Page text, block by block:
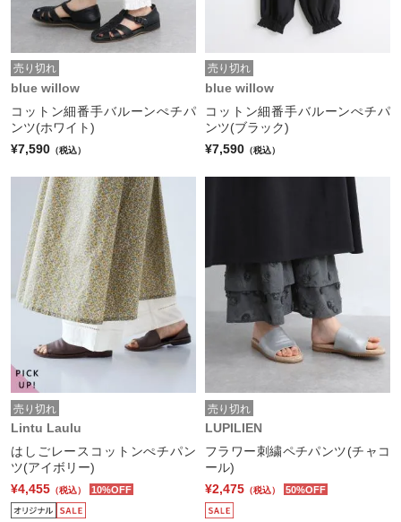
売り切れ
blue willow
コットン細番手バルーンぺチパ
ンツ(ホワイト)
¥7,590 （税込）
売り切れ
blue willow
コットン細番手バルーンぺチパ
ンツ(ブラック)
¥7,590 （税込）
売り切れ
Lintu Laulu
はしごレースコットンぺチパン
ツ(アイボリー)
¥4,455 （税込） 10%OFF
売り切れ
LUPILIEN
フラワー刺繍ペチパンツ(チャコ
ール)
¥2,475 （税込） 50%OFF